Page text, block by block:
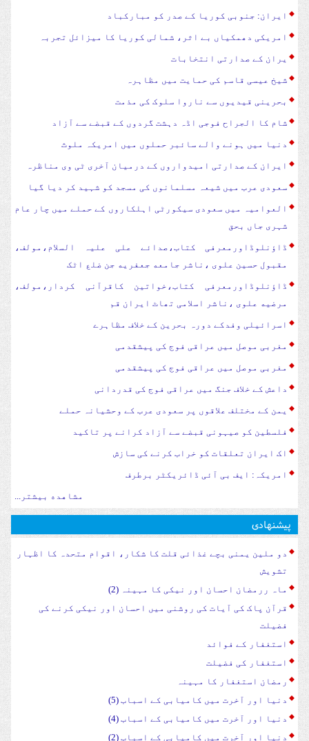
ایران: جنوبی کوریا کے صدر کو مبارکباد
امریکی دھمکیاں بے اثر، شمالی کوریا کا میزائل تجربہ
یران کے صدارتی انتخابات
شیخ عیسی قاسم کی حمایت میں مظاہرہ
بحرینی قیدیوں سے ناروا سلوک کی مذمت
شام کا الجراح فوجی اڈہ دہشت گردوں کے قبضے سے آزاد
دنیا میں ہونے والے سائبر حملوں میں امریکہ ملوث
ایران کے صدارتی امیدواروں کے درمیان آخری ٹی وی مناظرہ
سعودی عرب میں شیعہ مسلمانوں کی مسجد کو شہید کر دیا گیا
العوامیہ میں سعودی سیکورٹی اہلکاروں کے حملے میں چار عام
شہری جاں بحق
ڈاؤنلوڈاورمعرفی کتاب،صدائے علی علیہ السلام،مولف،
مقبول حسین علوی ،ناشر جامعه جعفریه جن ضلع اٹک
ڈاؤنلوڈاورمعرفی کتاب،خواتین کاقرآنی کردار،مولف،
مرضیه علوی ،ناشر اسلامی تھاٹ ایران قم
اسرائیلی وفدکے دورہ بحرین کے خلاف مظاہرے
مغربی موصل میں عراقی فوج کی پیشقدمی
مغربی موصل میں عراقی فوج کی پیشقدمی
داعش کے خلاف جنگ میں عراقی فوج کی قدردانی
یمن کے مختلف علاقوں پر سعودی عرب کے وحشیانہ حملے
فلسطین کو صیہونی قبضے سے آزاد کرانے پر تاکید
اک ایران تعلقات کو خراب کرنے کی سازش
امریکہ: ایف بی آئی ڈائریکٹر برطرف
مشاهده بیشتر...
پیشنهادی
دو ملین یمنی بچے غذائی قلت کا شکار، اقوام متحدہ کا اظہار
تشویش
ماہ ررمضان احسان اور نیکی کا مہینہ (2)
قرآن پاک کی آیات کی روشنی میں احسان اور نیکی کرنے کی
فضیلت
استغفار کے فوائد
استغفار کی فضیلت
رمضان استغفار کا مہینہ
دنیا اور آخرت میں کامیابی کے اسباب (5)
دنیا اور آخرت میں کامیابی کے اسباب (4)
دنیا اور آخرت میں کامیابی کے اسباب (2)